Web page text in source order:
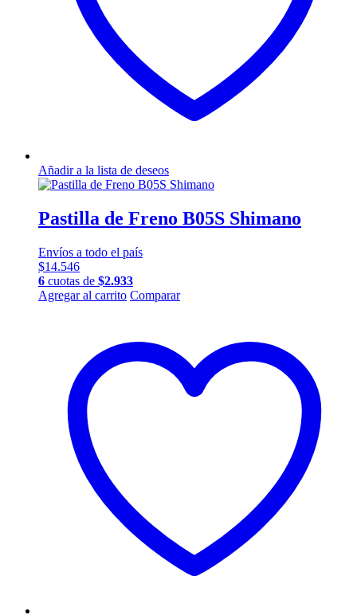
Añadir a la lista de deseos
Pastilla de Freno B05S Shimano
Envíos a todo el país
$14.546
6 cuotas de $2.933
Agregar al carrito Comparar